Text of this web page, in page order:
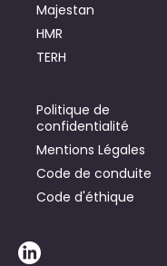
Majestan
HMR
TERH
Politique de
confidentialité
Mentions Légales
Code de conduite
Code d'éthique